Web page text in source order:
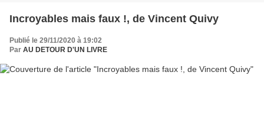
Incroyables mais faux !, de Vincent Quivy
Publié le 29/11/2020 à 19:02
Par AU DETOUR D'UN LIVRE